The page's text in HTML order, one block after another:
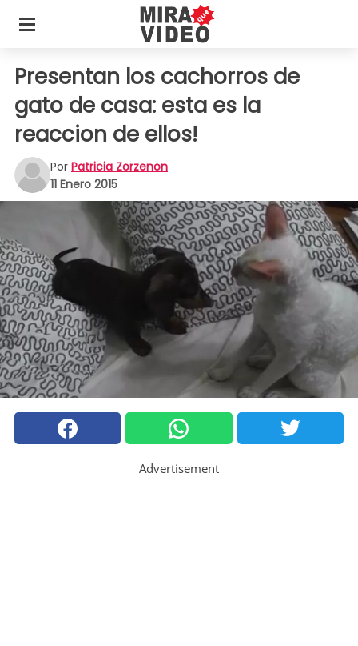
Presentan los cachorros de
gato de casa: esta es la
reaccion de ellos!
Por Patricia Zorzenon
11 Enero 2015
Advertisement